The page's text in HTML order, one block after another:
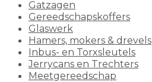
Gatzagen
Gereedschapskoffers
Glaswerk
Hamers, mokers & drevels
Inbus- en Torxsleutels
Jerrycans en Trechters
Meetgereedschap